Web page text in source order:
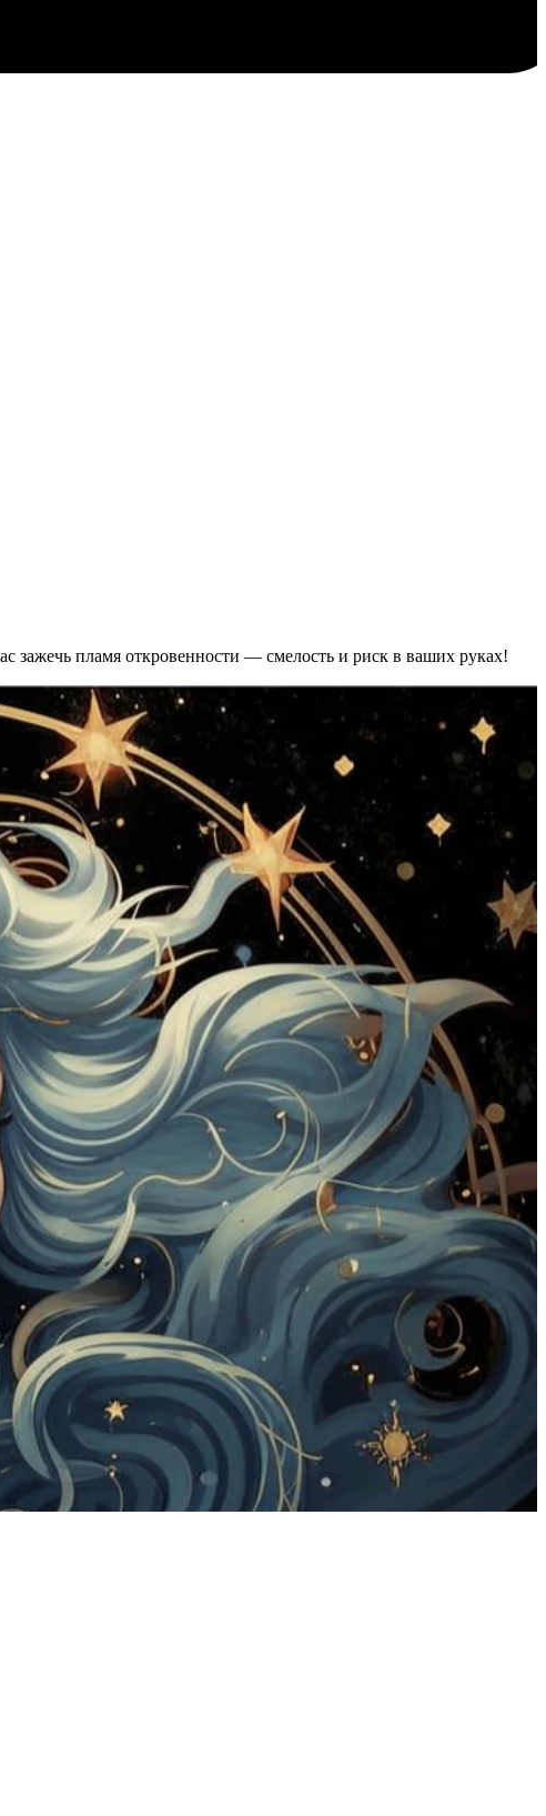
зажечь пламя откровенности — смелость и риск в ваших руках!